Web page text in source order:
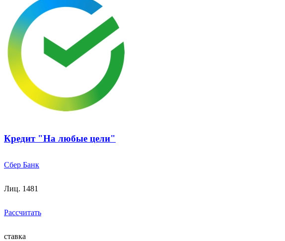
Кредит "На любые цели"
Сбер Банк
Лиц. 1481
Рассчитать
ставка